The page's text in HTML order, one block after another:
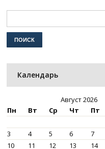
Календарь
Август 2026
Пн
Вт Ср Чт Пт
3
4 5 6 7
10
11 12 13 14